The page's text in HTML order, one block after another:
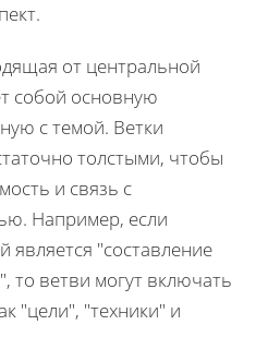
от центральной
собой основную
с темой. Ветки
толстыми, чтобы
и связь с
Например, если
является "составление
то ветви могут включать
"цели", "техники" и